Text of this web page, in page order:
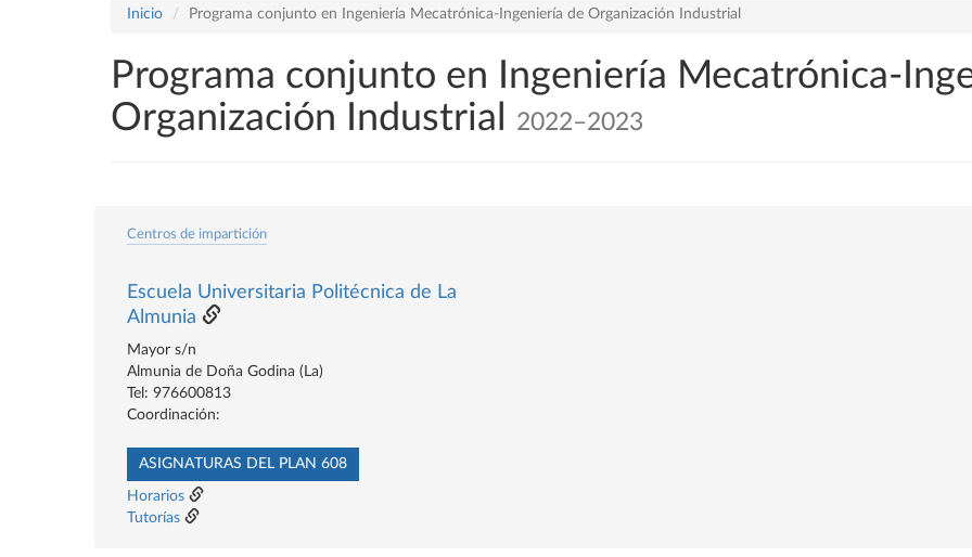
Inicio Programa conjunto en Ingeniería Mecatrónica-Ingeniería de Organización Industrial
Programa conjunto en Ingeniería Mecatrónica-
Organización Industrial
2022–2023
Centros de impartición
Escuela Universitaria Politécnica de La
Almunia
Mayor s/n
Almunia de Doña Godina (La)
Tel: 976600813
Coordinación:
ASIGNATURAS DEL PLAN 608
Horarios
Tutorías